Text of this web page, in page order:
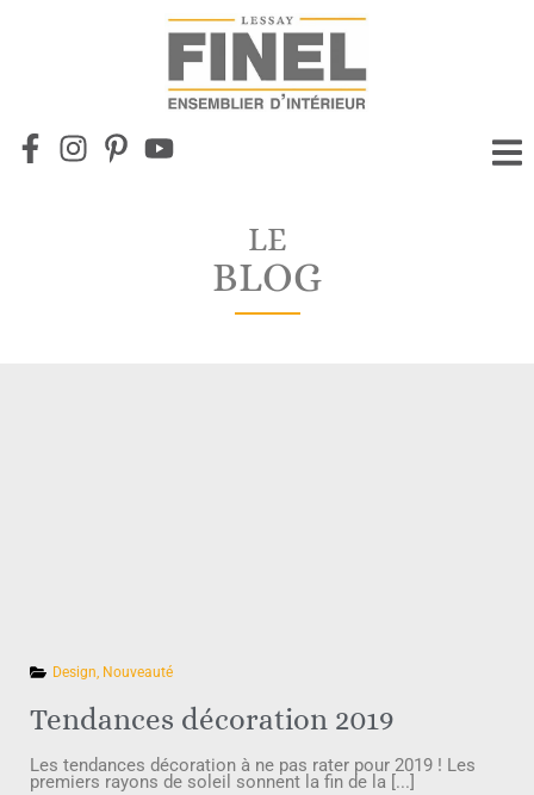
LE
BLOG
Design, Nouveauté
Tendances décoration 2019
Les tendances décoration à ne pas rater pour 2019 ! Les
premiers rayons de soleil sonnent la fin de la [...]